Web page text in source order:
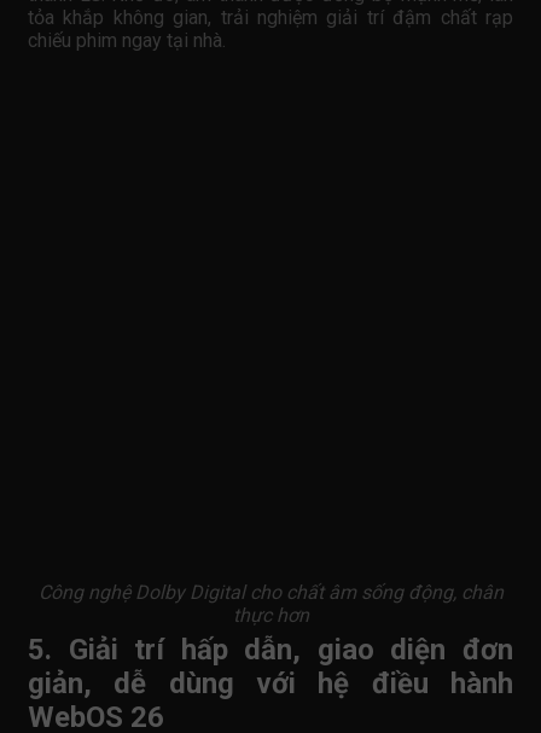
tỏa khắp không gian, trải nghiệm giải trí đậm chất rạp
chiếu phim ngay tại nhà.
Công nghệ Dolby Digital cho chất âm sống động, chân
thực hơn
5. Giải trí hấp dẫn, giao diện đơn
giản, dễ dùng với hệ điều hành
WebOS 26